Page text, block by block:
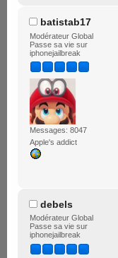
batistab17
Modérateur Global
Passe sa vie sur
iphonejailbreak
Messages: 8047
Apple's addict
debels
Modérateur Global
Passe sa vie sur
iphonejailbreak